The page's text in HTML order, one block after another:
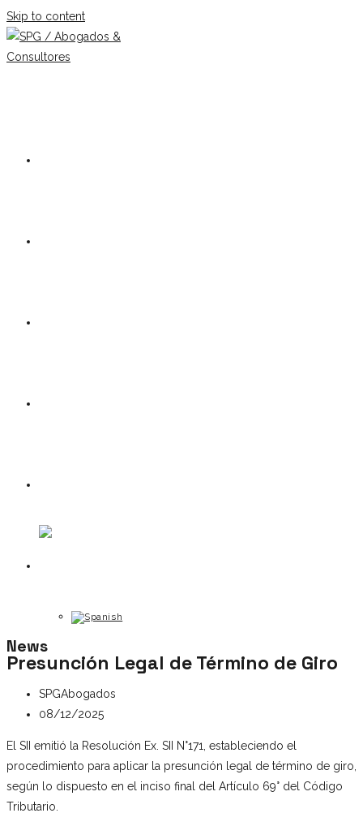
Skip to content
News
Presunción Legal de Término de Giro
SPGAbogados
08/12/2025
El SII emitió la Resolución Ex. SII N°171, estableciendo el
procedimiento para aplicar la presunción legal de término de giro,
según lo dispuesto en el inciso final del Artículo 69° del Código
Tributario.